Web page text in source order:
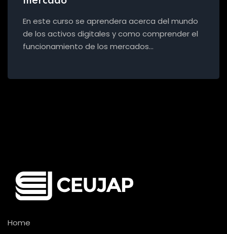
En este curso se aprendera acerca del mundo
de los activos digitales y como comprender el
funcionamiento de los mercados…
Home